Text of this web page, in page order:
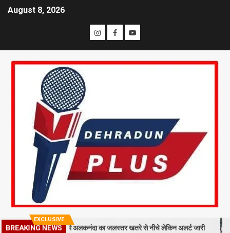
August 8, 2026
EXCLUSIVE
BREAKING NEWS
मलबा, श्रीनगर में अलकनंदा का जलस्तर खतरे से नीचे लेकिन अलर्ट जारी 26